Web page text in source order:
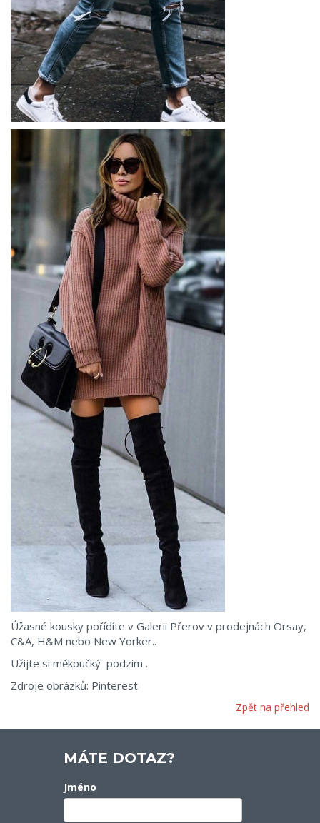
Úžasné kousky pořídíte v Galerii Přerov v prodejnách Orsay,
C&A, H&M nebo New Yorker..
Užijte si měkoučký podzim .
Zdroje obrázků: Pinterest
Zpět na přehled
MÁTE DOTAZ?
Jméno